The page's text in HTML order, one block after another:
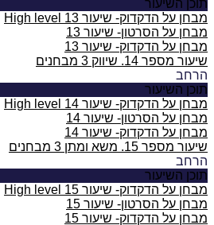
תוכן השיעור
מבחן על הדקדוק- שיעור 13 High level
מבחן על הסרטון- שיעור 13
מבחן על הדקדוק- שיעור 13
שיעור מספר 14. שיווק
3 מבחנים
הרחב
תוכן השיעור
מבחן על הדקדוק- שיעור 14 High level
מבחן על הסרטון- שיעור 14
מבחן על הדקדוק- שיעור 14
שיעור מספר 15. משא ומתן
3 מבחנים
הרחב
תוכן השיעור
מבחן על הדקדוק- שיעור 15 High level
מבחן על הסרטון- שיעור 15
מבחן על הדקדוק- שיעור 15